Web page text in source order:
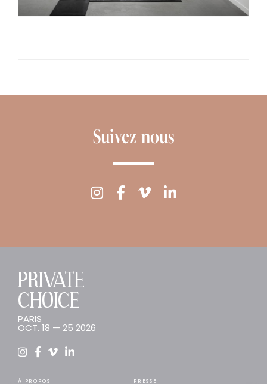
Suivez-nous
PRIVATE
CHOICE
PARIS
OCT. 18 — 25 2026
À PROPOS PRESSE